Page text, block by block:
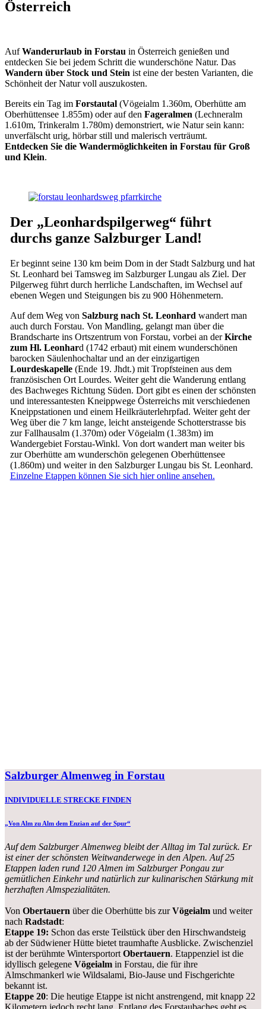
Österreich
AufWanderurlaub in Forstau in Österreich genießen und
entdecken Sie bei jedem Schritt die wunderschöne Natur. Das
Wandern über Stock und Stein ist eine der besten Varianten, die
Schönheit der Natur voll auszukosten.
Bereits ein Tag im Forstautal (Vögeialm 1.360m, Oberhütte am
Oberhüttensee 1.855m) oder auf den Fageralmen (Lechneralm
1.610m, Trinkeralm 1.780m) demonstriert, wie Natur sein kann:
unverfälscht urig, hörbar still und malerisch verträumt.
Entdecken Sie die Wandermöglichkeiten in Forstau für Groß
und Klein.
Der „Leonhardspilgerweg“ führt
durchs ganze Salzburger Land!
Er beginnt seine 130 km beim Dom in der Stadt Salzburg und hat
St. Leonhard bei Tamsweg im Salzburger Lungau als Ziel. Der
Pilgerweg führt durch herrliche Landschaften, im Wechsel auf
ebenen Wegen und Steigungen bis zu 900 Höhenmetern.
Auf dem Weg von Salzburg nach St. Leonhard wandert man
auch durch Forstau. Von Mandling, gelangt man über die
Brandscharte ins Ortszentrum von Forstau, vorbei an derKirche
zum Hl. Leonhard (1742 erbaut) mit einem wunderschönen
barocken Säulenhochaltar und an der einzigartigen
Lourdeskapelle (Ende 19. Jhdt.) mit Tropfsteinen aus dem
französischen Ort Lourdes. Weiter geht die Wanderung entlang
des Bachweges Richtung Süden. Dort gibt es einen der schönsten
und interessantesten Kneippwege Österreichs mit verschiedenen
Kneippstationen und einem Heilkräuterlehrpfad. Weiter geht der
Weg über die 7 km lange, leicht ansteigende Schotterstrasse bis
zur Fallhausalm (1.370m) oder Vögeialm (1.383m) im
Wandergebiet Forstau-Winkl. Von dort wandert man weiter bis
zur Oberhütte am wunderschön gelegenen Oberhüttensee
(1.860m) und weiter in den Salzburger Lungau bis St. Leonhard.
Einzelne Etappen können Sie sich hier online ansehen.
Salzburger Almenweg in Forstau
INDIVIDUELLE STRECKE FINDEN
„Von Alm zu Alm dem Enzian auf der Spur“
Auf dem Salzburger Almenweg bleibt der Alltag im Tal zurück. Er
ist einer der schönsten Weitwanderwege in den Alpen. Auf 25
Etappen laden rund 120 Almen im Salzburger Pongau zur
gemütlichen Einkehr und natürlich zur kulinarischen Stärkung mit
herzhaften Almspezialitäten.
Von Obertauern über die Oberhütte bis zurVögeialm und weiter
nach Radstadt:
Etappe 19: Schon das erste Teilstück über den Hirschwandsteig
ab der Südwiener Hütte bietet traumhafte Ausblicke. Zwischenziel
ist der berühmte Wintersportort Obertauern. Etappenziel ist die
idyllisch gelegene Vögeialm in Forstau, die für ihre
Almschmankerl wie Wildsalami, Bio-Jause und Fischgerichte
bekannt ist.
Etappe 20: Die heutige Etappe ist nicht anstrengend, mit knapp 22
Kilometern jedoch recht lang. Entlang des Forstaubaches geht es